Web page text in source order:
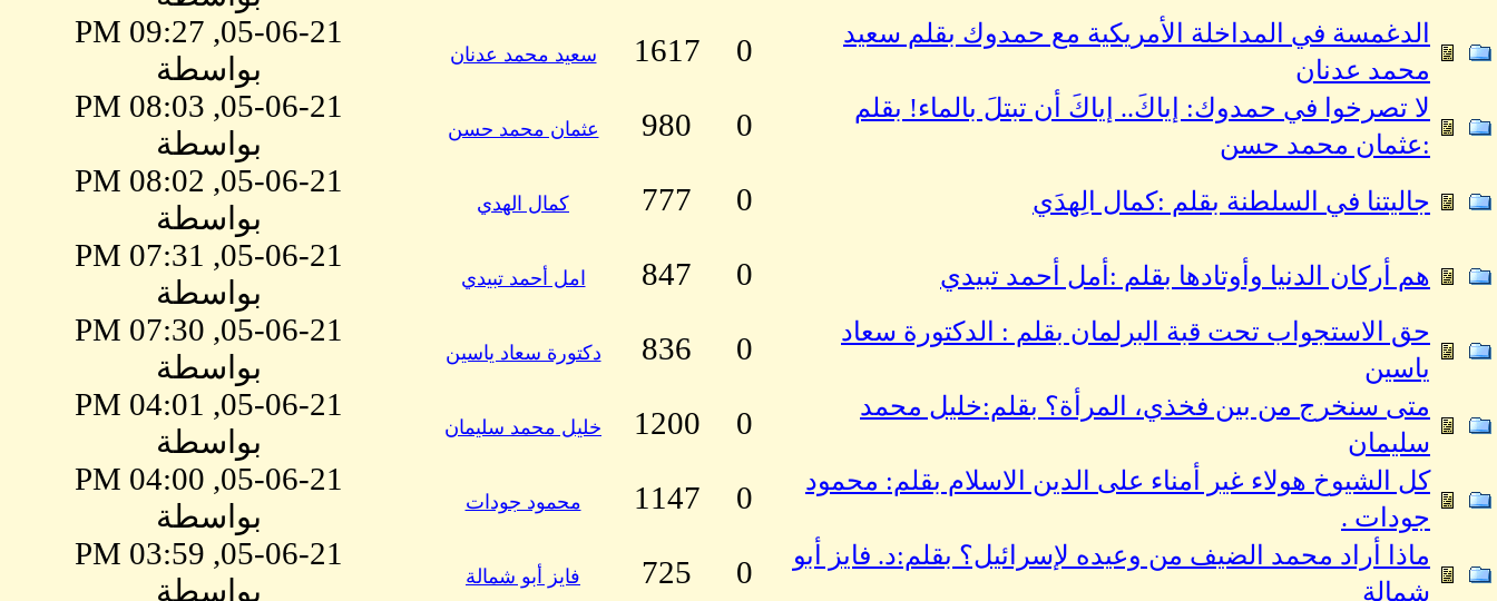
الدغمسة في المداخلة الأمريكية مع حمدوك بقلم سعيد
محمد عدنان
0
1617 سعيد محمد عدنان
05-06-21, 09:27 PM
بواسطة
لا تصرخوا في حمدوك: إياكَ.. إياكَ أن تبتلَ بالماء! بقلم
:عثمان محمد حسن
0
980 عثمان محمد حسن
05-06-21, 08:03 PM
بواسطة
جاليتنا في السلطنة بقلم :كمال الِهدَي 0
777 كمال الهدي
05-06-21, 08:02 PM
بواسطة
هم أركان الدنيا وأوتادها بقلم :أمل أحمد تبيدي 0
847 امل أحمد تبيدي
05-06-21, 07:31 PM
بواسطة
حق الاستجواب تحت قبة البرلمان بقلم : الدكتورة سعاد
ياسين
0
836 دكتورة سعاد ياسين
05-06-21, 07:30 PM
بواسطة
متى سنخرج من بين فخذي، المرأة؟ بقلم:خليل محمد
سليمان
0
1200 خليل محمد سليمان
05-06-21, 04:01 PM
بواسطة
كل الشيوخ هولاء غير أمناء على الدين الاسلام بقلم: محمود
جودات .
0
1147 محمود جودات
05-06-21, 04:00 PM
بواسطة
ماذا أراد محمد الضيف من وعيده لإسرائيل؟ بقلم:د. فايز أبو
شمالة
0
725 فايز أبو شمالة
05-06-21, 03:59 PM
بواسطة